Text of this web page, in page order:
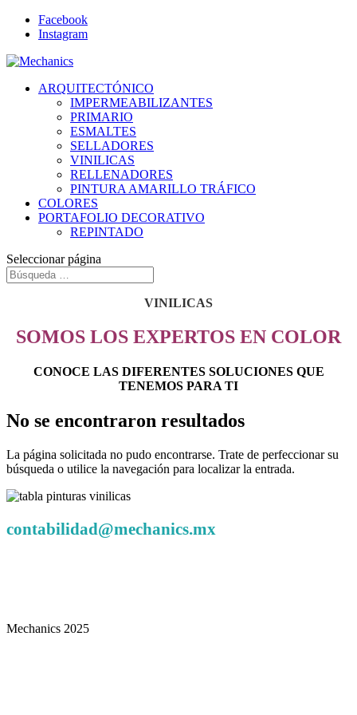
Facebook
Instagram
ARQUITECTÓNICO
IMPERMEABILIZANTES
PRIMARIO
ESMALTES
SELLADORES
VINILICAS
RELLENADORES
PINTURA AMARILLO TRÁFICO
COLORES
PORTAFOLIO DECORATIVO
REPINTADO
Seleccionar página
VINILICAS
SOMOS LOS EXPERTOS EN COLOR
CONOCE LAS DIFERENTES SOLUCIONES QUE
TENEMOS PARA TI
No se encontraron resultados
La página solicitada no pudo encontrarse. Trate de perfeccionar su
búsqueda o utilice la navegación para localizar la entrada.
contabilidad@mechanics.mx
Mechanics 2025